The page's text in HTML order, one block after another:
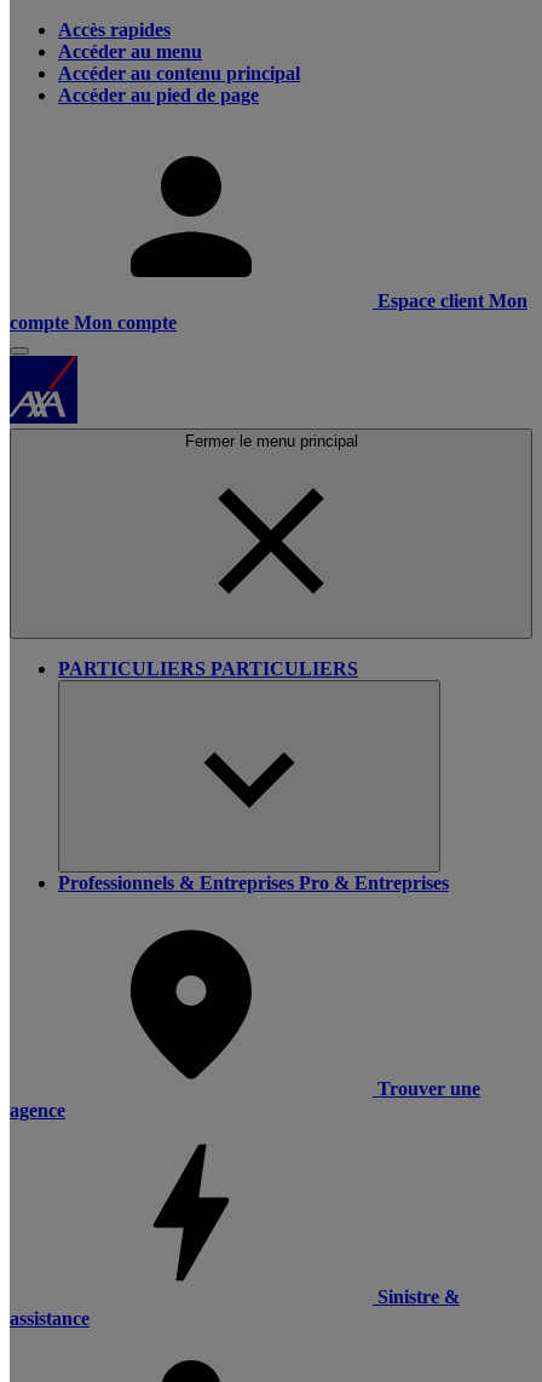
Accès rapides
Accéder au menu
Accéder au contenu principal
Accéder au pied de page
Espace client Mon
compte Mon compte
Fermer le menu principal
PARTICULIERS PARTICULIERS
Professionnels & Entreprises Pro & Entreprises
Trouver une
agence
Sinistre &
assistance